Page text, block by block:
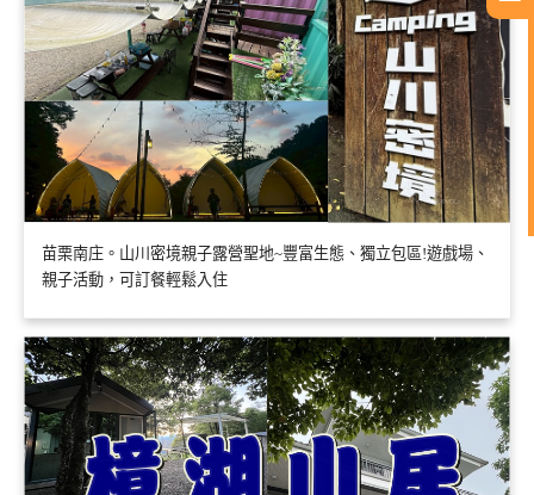
苗栗南庄。山川密境親子露營聖地~豐富生態、獨立包區!遊戲場、
親子活動，可訂餐輕鬆入住